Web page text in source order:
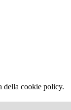
della cookie policy.